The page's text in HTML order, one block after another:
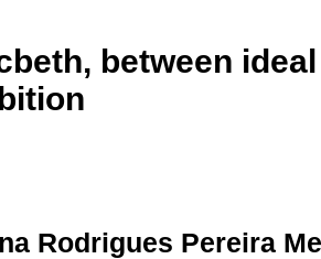
between
Rodrigues Pereira